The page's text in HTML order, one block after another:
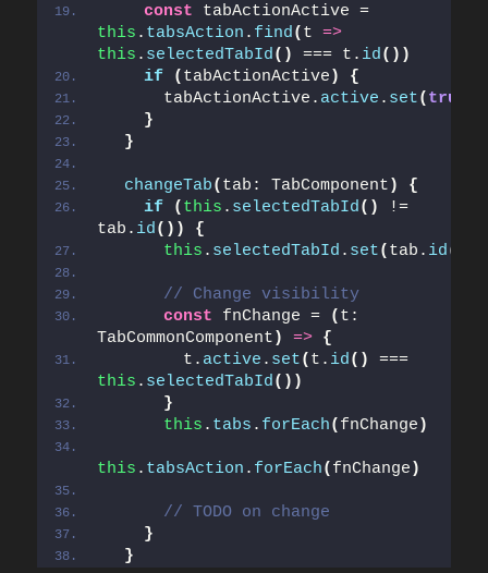
const
this . tabsAction . find( t =>
this . selectedTabId( ) === t. id( ) )
if
( tabActionActive )
{
      tabActionActive.
active . set( true
}
}
changeTab( tab: TabComponent )
{
if
( this . selectedTabId( )
!=
tab. id( ) )
{
this . selectedTabId . set( tab. id(
// Change visibility
const fnChange = ( t:
TabCommonComponent ) => {
        t.
active . set( t. id( )
this . selectedTabId( ) )
}
this . tabs . forEach( fnChange )
this . tabsAction . forEach( fnChange )
// TODO on change
}
}